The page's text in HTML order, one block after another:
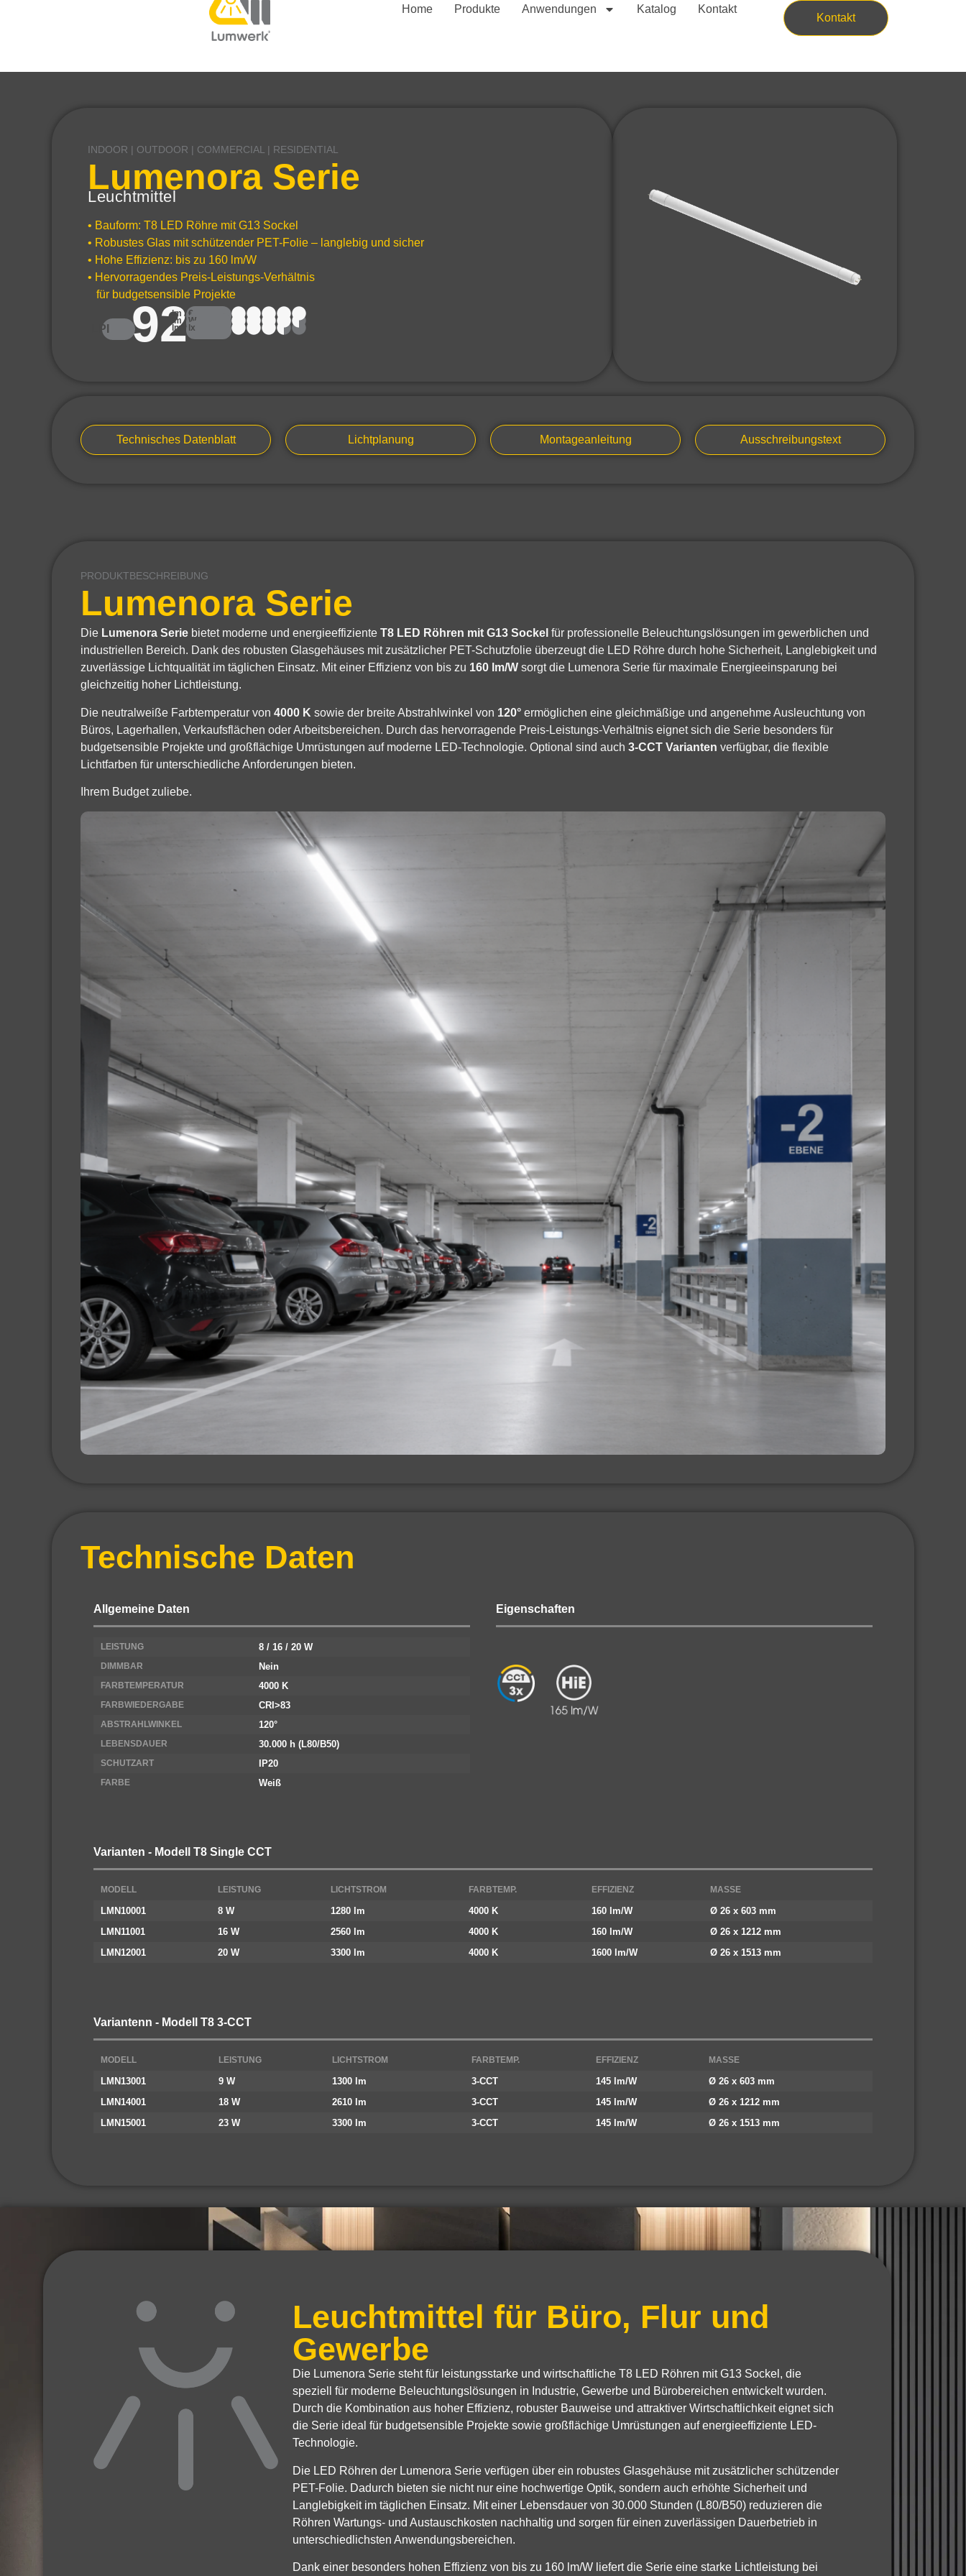
Home Produkte Anwendungen Katalog Kontakt
Kontakt
INDOOR | OUTDOOR | COMMERCIAL | RESIDENTIAL
Lumenora Serie
Leuchtmittel
• Bauform: T8 LED Röhre mit G13 Sockel
• Robustes Glas mit schützender PET-Folie – langlebig und sicher
• Hohe Effizienz: bis zu 160 lm/W
• Hervorragendes Preis-Leistungs-Verhältnis
für budgetsensible Projekte
LPI 92
lm / €
lm / W
lm / lx
Technisches Datenblatt Lichtplanung Montageanleitung Ausschreibungstext
PRODUKTBESCHREIBUNG
Lumenora Serie
Die Lumenora Serie bietet moderne und energieeffiziente T8 LED Röhren mit G13 Sockel für professionelle Beleuchtungslösungen im gewerblichen und
industriellen Bereich. Dank des robusten Glasgehäuses mit zusätzlicher PET-Schutzfolie überzeugt die LED Röhre durch hohe Sicherheit, Langlebigkeit und
zuverlässige Lichtqualität im täglichen Einsatz. Mit einer Effizienz von bis zu 160 lm/W sorgt die Lumenora Serie für maximale Energieeinsparung bei
gleichzeitig hoher Lichtleistung.
Die neutralweiße Farbtemperatur von 4000 K sowie der breite Abstrahlwinkel von 120° ermöglichen eine gleichmäßige und angenehme Ausleuchtung von
Büros, Lagerhallen, Verkaufsflächen oder Arbeitsbereichen. Durch das hervorragende Preis-Leistungs-Verhältnis eignet sich die Serie besonders für
budgetsensible Projekte und großflächige Umrüstungen auf moderne LED-Technologie. Optional sind auch 3-CCT Varianten verfügbar, die flexible
Lichtfarben für unterschiedliche Anforderungen bieten.
Ihrem Budget zuliebe.
Technische Daten
Allgemeine Daten
LEISTUNG 8 / 16 / 20 W
DIMMBAR Nein
FARBTEMPERATUR 4000 K
FARBWIEDERGABE CRI>83
ABSTRAHLWINKEL 120°
LEBENSDAUER 30.000 h (L80/B50)
SCHUTZART IP20
FARBE Weiß
Eigenschaften
Varianten - Modell T8 Single CCT
MODELL LEISTUNG LICHTSTROM FARBTEMP. EFFIZIENZ MASSE
LMN10001 8 W 1280 lm 4000 K 160 lm/W
Ø 26 x 603 mm
LMN11001
16 W 2560 lm 4000 K 160 lm/W
Ø 26 x 1212 mm
LMN12001
20 W 3300 lm 4000 K 1600 lm/W Ø 26 x 1513 mm
Variantenn - Modell T8 3-CCT
MODELL LEISTUNG LICHTSTROM FARBTEMP. EFFIZIENZ MASSE
LMN13001 9 W 1300 lm 3-CCT 145 lm/W
Ø 26 x 603 mm
LMN14001
18 W 2610 lm 3-CCT 145 lm/W
Ø 26 x 1212 mm
LMN15001
23 W 3300 lm 3-CCT 145 lm/W Ø 26 x 1513 mm
Leuchtmittel für Büro, Flur und
Gewerbe
Die Lumenora Serie steht für leistungsstarke und wirtschaftlicheT8 LED Röhren mit G13 Sockel , die
speziell für moderne Beleuchtungslösungen in Industrie, Gewerbe und Bürobereichen entwickelt wurden.
Durch die Kombination aus hoher Effizienz, robuster Bauweise und attraktiver Wirtschaftlichkeit eignet sich
die Serie ideal für budgetsensible Projekte sowie großflächige Umrüstungen auf energieeffiziente LED-
Technologie.
Die LED Röhren der Lumenora Serie verfügen über ein robustes Glasgehäuse mit zusätzlicher schützender
PET-Folie. Dadurch bieten sie nicht nur eine hochwertige Optik, sondern auch erhöhte Sicherheit und
Langlebigkeit im täglichen Einsatz. Mit einer Lebensdauer von30.000 Stunden (L80/B50) reduzieren die
Röhren Wartungs- und Austauschkosten nachhaltig und sorgen für einen zuverlässigen Dauerbetrieb in
unterschiedlichsten Anwendungsbereichen.
Dank einer besonders hohen Effizienz von bis zu 160 lm/W liefert die Serie eine starke Lichtleistung bei